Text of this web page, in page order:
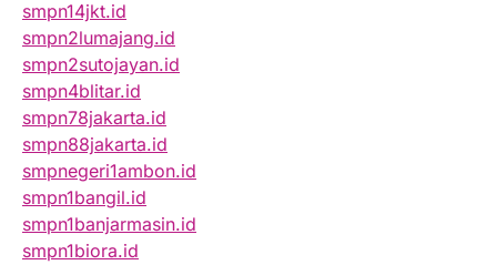
smpn14jkt.id
smpn2lumajang.id
smpn2sutojayan.id
smpn4blitar.id
smpn78jakarta.id
smpn88jakarta.id
smpnegeri1ambon.id
smpn1bangil.id
smpn1banjarmasin.id
smpn1biora.id